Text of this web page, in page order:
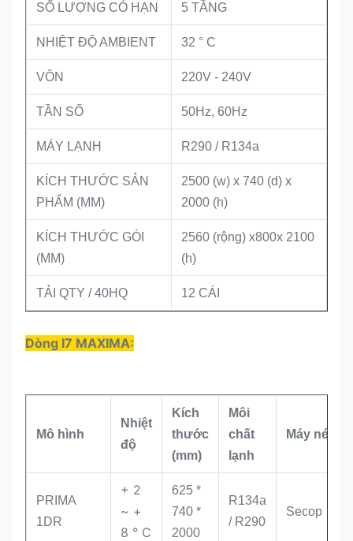
SỐ LƯỢNG CÓ HẠN 5 TẦNG
NHIỆT ĐỘ AMBIENT 32 ° C
VÔN 220V - 240V
TẦN SỐ 50Hz, 60Hz
MÁY LẠNH R290 / R134a
KÍCH THƯỚC SẢN
PHẨM (MM)
2500 (w) x 740 (d) x
2000 (h)
KÍCH THƯỚC GÓI
(MM)
2560 (rộng) x800x 2100
(h)
TẢI QTY / 40HQ 12 CÁI
Dòng I7 MAXIMA:
Mô hình
Nhiệt
độ
Kích
thước
(mm)
Môi
chất
lạnh
Máy nén
PRIMA
1DR
+ 2
~ +
8 ° C
625 *
740 *
2000
R134a
/ R290
Secop